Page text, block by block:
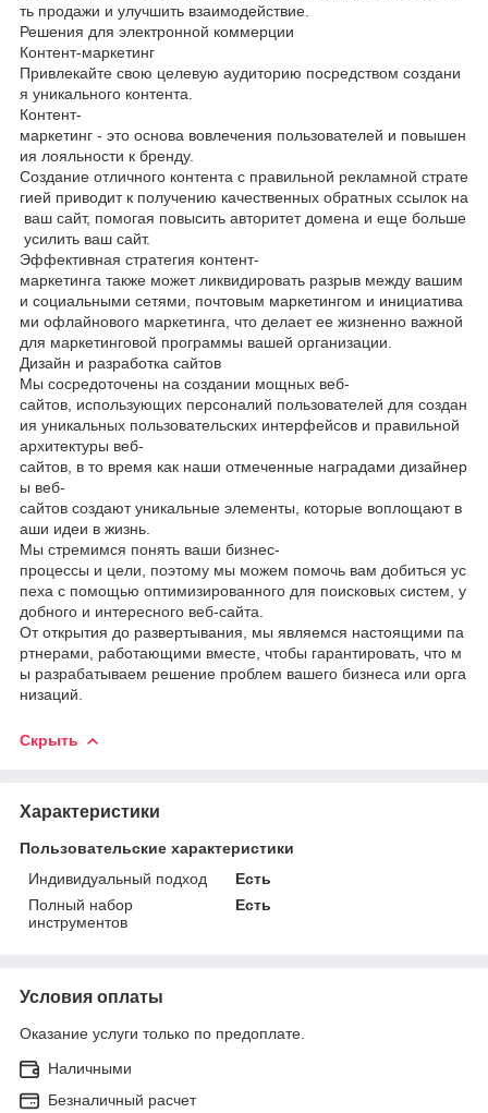
ть продажи и улучшить взаимодействие.
Решения для электронной коммерции
Контент-маркетинг
Привлекайте свою целевую аудиторию посредством создани
я уникального контента.
Контент-
маркетинг - это основа вовлечения пользователей и повышен
ия лояльности к бренду.
Создание отличного контента с правильной рекламной страте
гией приводит к получению качественных обратных ссылок на
ваш сайт, помогая повысить авторитет домена и еще больше
усилить ваш сайт.
Эффективная стратегия контент-
маркетинга также может ликвидировать разрыв между вашим
и социальными сетями, почтовым маркетингом и инициатива
ми офлайнового маркетинга, что делает ее жизненно важной
для маркетинговой программы вашей организации.
Дизайн и разработка сайтов
Мы сосредоточены на создании мощных веб-
сайтов, использующих персоналий пользователей для создан
ия уникальных пользовательских интерфейсов и правильной
архитектуры веб-
сайтов, в то время как наши отмеченные наградами дизайнер
ы веб-
сайтов создают уникальные элементы, которые воплощают в
аши идеи в жизнь.
Мы стремимся понять ваши бизнес-
процессы и цели, поэтому мы можем помочь вам добиться ус
пеха с помощью оптимизированного для поисковых систем, у
добного и интересного веб-сайта.
От открытия до развертывания, мы являемся настоящими па
ртнерами, работающими вместе, чтобы гарантировать, что м
ы разрабатываем решение проблем вашего бизнеса или орга
низаций.
Скрыть
Характеристики
Пользовательские характеристики
Индивидуальный подход
Есть
Полный набор
инструментов
Есть
Условия оплаты
Оказание услуги только по предоплате.
Наличными
Безналичный расчет